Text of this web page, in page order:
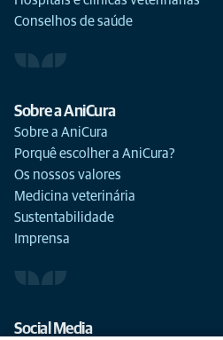
Conselhos de saúde
Sobre a AniCura
Sobre a AniCura
Porquê escolher a AniCura?
Os nossos valores
Medicina veterinária
Sustentabilidade
Imprensa
Social Media